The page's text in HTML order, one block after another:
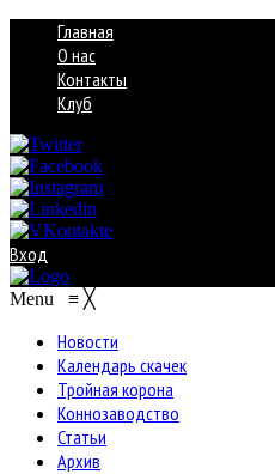
Главная
О нас
Контакты
Клуб
Вход
Menu ≡ ╳
Новости
Календарь скачек
Тройная корона
Коннозаводство
Статьи
Архив